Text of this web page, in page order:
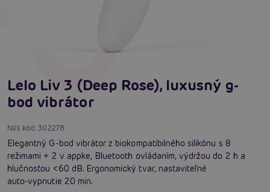
Lelo Liv 3 (Deep Rose), luxusný g-
bod vibrátor
Náš kód:302278
Elegantný G-bod vibrátor z biokompatibilného silikónu s 8
režimami + 2 v appke, Bluetooth ovládaním, výdržou do 2 h a
hlučnosťou <60 dB. Ergonomický tvar, nastaviteľné
auto‑vypnutie 20 min.